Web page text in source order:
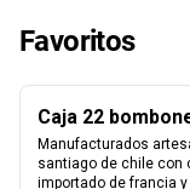
Favoritos
Caja 22
Manufacturados
santiago de chile con
importado de francia y